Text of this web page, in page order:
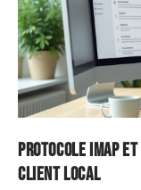
Protocole IMAP
client local